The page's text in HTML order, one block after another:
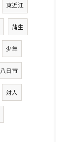
東近江
蒲生
少年
八日市
対人